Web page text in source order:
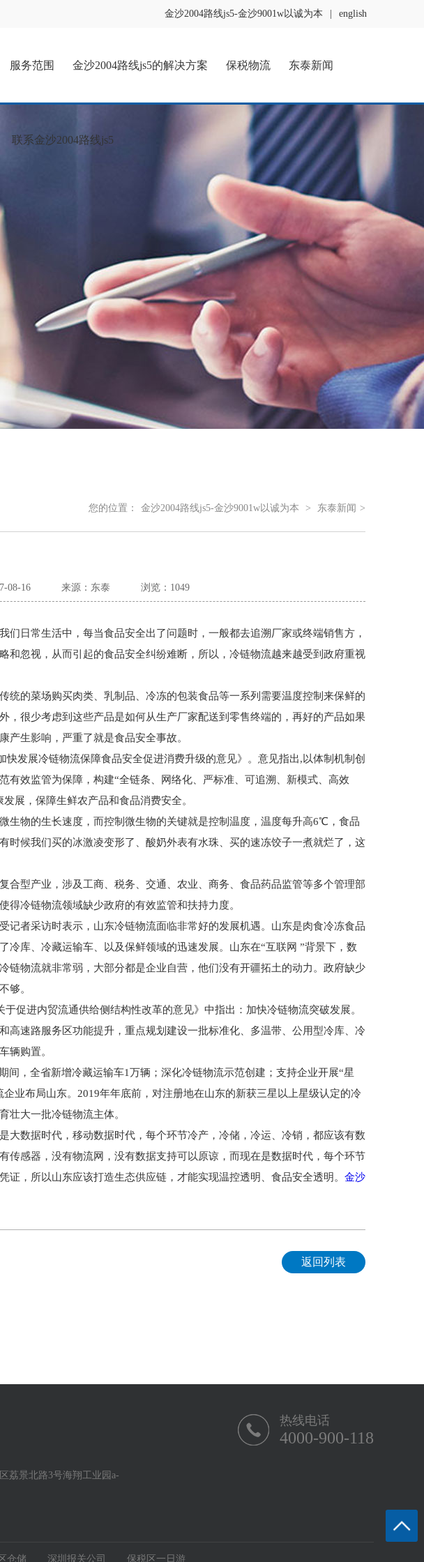
金沙2004路线js5-金沙9001w以诚为本 english
服务范围 金沙2004路线js5的解决方案 保税物流 东泰新闻
联系金沙2004路线js5
您的位置： 金沙2004路线js5-金沙9001w以诚为本 > 东泰新闻 >
08-16 来源：东泰 浏览：1049
们日常生活中，每当食品安全出了问题时，一般都去追溯厂家或终端销售方，
忽视，从而引起的食品安全纠纷难断，所以，冷链物流越来越受到政府重视
统的菜场购买肉类、乳制品、冷冻的包装食品等一系列需要温度控制来保鲜的
，很少考虑到这些产品是如何从生产厂家配送到零售终端的，再好的产品如果
产生影响，严重了就是食品安全事故。
快发展冷链物流保障食品安全促进消费升级的意见》。意见指出,以体制机制创
有效监管为保障，构建“全链条、网络化、严标准、可追溯、新模式、高效
展，保障生鲜农产品和食品消费安全。
生物的生长速度，而控制微生物的关键就是控制温度，温度每升高6℃，食品
时候我们买的冰激凌变形了、酸奶外表有水珠、买的速冻饺子一煮就烂了，这
合型产业，涉及工商、税务、交通、农业、商务、食品药品监管等多个管理部
得冷链物流领域缺少政府的有效监管和扶持力度。
记者采访时表示，山东冷链物流面临非常好的发展机遇。山东是肉食冷冻食品
冷库、冷藏运输车、以及保鲜领域的迅速发展。山东在“互联网 ”背景下，数
链物流就非常弱，大部分都是企业自营，他们没有开疆拓土的动力。政府缺少
够。
促进内贸流通供给侧结构性改革的意见》中指出：加快冷链物流突破发展。
高速路服务区功能提升，重点规划建设一批标准化、多温带、公用型冷库、冷
辆购置。
间，全省新增冷藏运输车1万辆；深化冷链物流示范创建；支持企业开展“星
业布局山东。2019年年底前，对注册地在山东的新获三星以上星级认定的冷
壮大一批冷链物流主体。
大数据时代，移动数据时代，每个环节冷产，冷储，冷运、冷销，都应该有数
传感器，没有物流网，没有数据支持可以原谅，而现在是数据时代，每个环节
证，所以山东应该打造生态供应链，才能实现温控透明、食品安全透明。 金沙
返回列表
荔景北路3号海翔工业园a-
热线电话
4000-900-118
仓储 深圳报关公司 保税区一日游